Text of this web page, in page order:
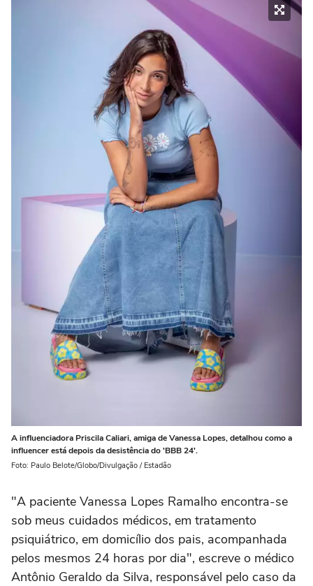
A influenciadora Priscila Caliari, amiga de Vanessa Lopes, detalhou como a
influencer está depois da desistência do 'BBB 24'.
Foto: Paulo Belote/Globo/Divulgação / Estadão
"A paciente Vanessa Lopes Ramalho encontra-se
sob meus cuidados médicos, em tratamento
psiquiátrico, em domicílio dos pais, acompanhada
pelos mesmos 24 horas por dia", escreve o médico
Antônio Geraldo da Silva, responsável pelo caso da